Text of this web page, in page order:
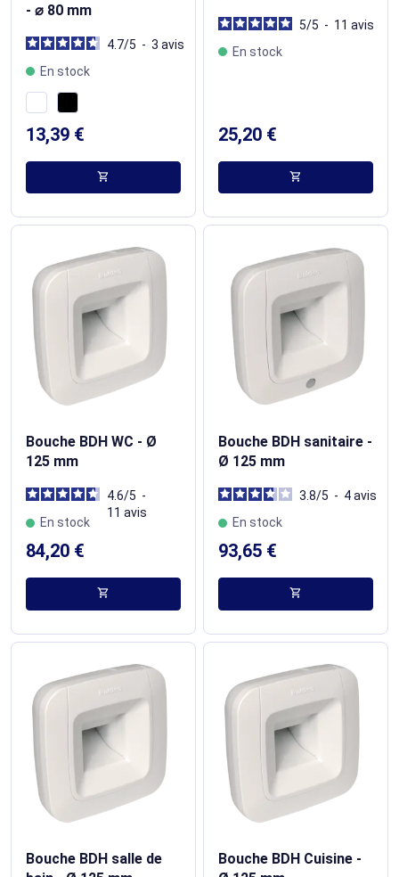
- ⌀ 80 mm
4.7/5 - 3 avis
En stock
13,39 €
shopping_cart
5/5 - 11 avis
En stock
25,20 €
shopping_cart
Bouche BDH WC - Ø
125 mm
4.6/5 -
11 avis
En stock
84,20 €
shopping_cart
Bouche BDH sanitaire -
Ø 125 mm
3.8/5 - 4avis
En stock
93,65 €
shopping_cart
Bouche BDH salle de
Bouche BDH Cuisine -